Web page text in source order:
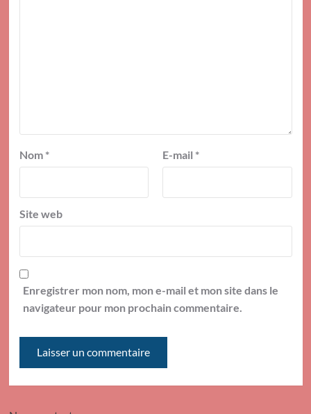
Nom * E-mail *
Site web
Enregistrer mon nom, mon e-mail et mon site dans le
navigateur pour mon prochain commentaire.